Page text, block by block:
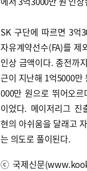
SK 구단에 따르면 3억
자유계약선수(FA)를 제
인상 금액이다. 종전까
근이 지난해 1억5000만
000만 원으로 뛰어오
이었다. 메이저리그 진
현의 아쉬움을 달래고
는 의도로 풀이된다.
ⓒ국제신문